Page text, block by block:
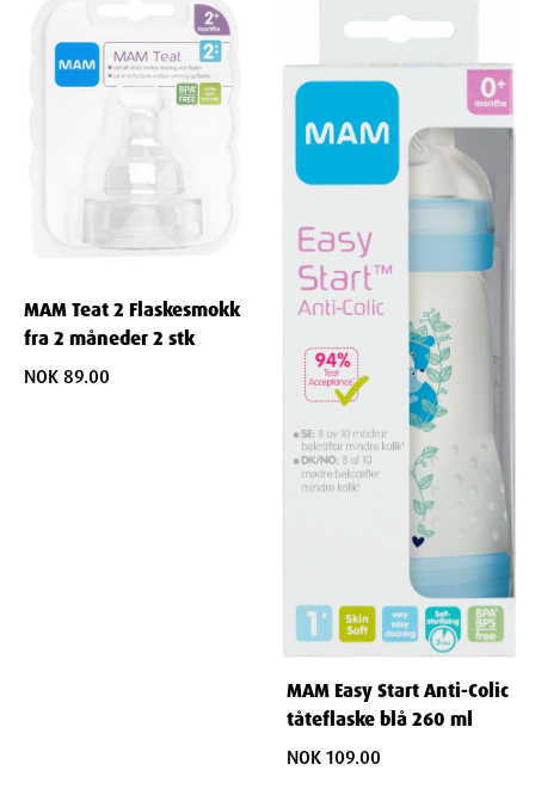
og utforminger for å tilpasse seg babyens alder og sugekraft,
og for å etterligne brystet.
Enkel rengjøring:Flasker og tilbehør som er lette å
demontere og rengjøre, noe som er avgjørende for god
Startpakker med ulike flaskestørrelser og
smokker for å gjøre valget enklere.
Våre farmasøyter er her for å veilede deg i valg av tåteflasker
og tilbehør, slik at du kan finne den løsningen som passer
best for deg og din baby, og sikrer en komfortabel og trygg
mating.
MAM Teat 2 Flaskesmokk
fra 2 måneder 2 stk
NOK 89.00
MAM Easy Start Anti-Colic
tåteflaske blå 260 ml
NOK 109.00